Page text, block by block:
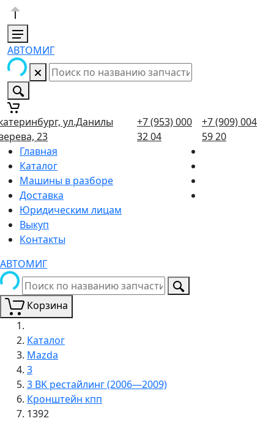
АВТОМИГ
ул.Данилы
23
+7 (953) 000
32 04
+7 (909) 004
59 20
Главная
Каталог
Машины в разборе
Доставка
Юридическим лицам
Выкуп
Контакты
АВТОМИГ
Корзина
Каталог
Mazda
3
3 BK рестайлинг (2006—2009)
Кронштейн кпп
1392